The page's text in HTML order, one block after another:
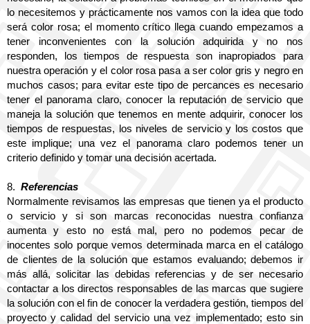
lo necesitemos y prácticamente nos vamos con la idea que todo
será color rosa; el momento crítico llega cuando empezamos a
tener inconvenientes con la solución adquirida y no nos
responden, los tiempos de respuesta son inapropiados para
nuestra operación y el color rosa pasa a ser color gris y negro en
muchos casos; para evitar este tipo de percances es necesario
tener el panorama claro, conocer la reputación de servicio que
maneja la solución que tenemos en mente adquirir, conocer los
tiempos de respuestas, los niveles de servicio y los costos que
este implique; una vez el panorama claro podemos tener un
criterio definido y tomar una decisión acertada.
8. Referencias
Normalmente revisamos las empresas que tienen ya el producto
o servicio y si son marcas reconocidas nuestra confianza
aumenta y esto no está mal, pero no podemos pecar de
inocentes solo porque vemos determinada marca en el catálogo
de clientes de la solución que estamos evaluando; debemos ir
más allá, solicitar las debidas referencias y de ser necesario
contactar a los directos responsables de las marcas que sugiere
la solución con el fin de conocer la verdadera gestión, tiempos del
proyecto y calidad del servicio una vez implementado; esto sin